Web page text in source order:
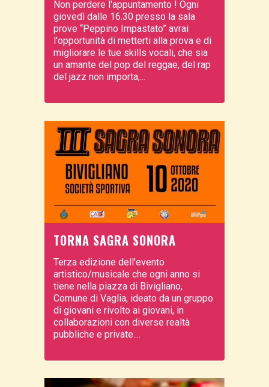
Non perdere l'appuntamento ! Ogni
giovedì dalle 16.30 presso la sala
prove “Peppino Impastato” avrai
l'opportunità di metterti alla prova e di
migliorare le tue skills vocali, che sia
un amante del pop del reggae, del rap
del jazz non importa,...
TORNA SAGRA SONORA
Terza edizione dell'evento
artistico/musicale che ogni anno si
tiene nella piazza di Bivigliano,
Comune di Vaglia, ideato da un gruppo
di giovani e rivolto ai giovani, in
collaborazioni con diverse realtà
pubbliche e private....